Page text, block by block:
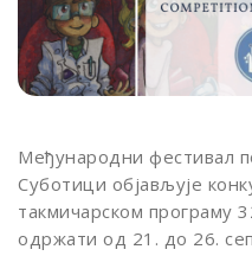
Међународни фестивал
Суботици објављује
такмичарском програму
одржати од 21. до 26.